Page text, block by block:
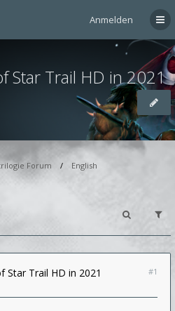
Anmelden
Star Trail HD in 2021
Forum
English
Star Trail HD in 2021
#1